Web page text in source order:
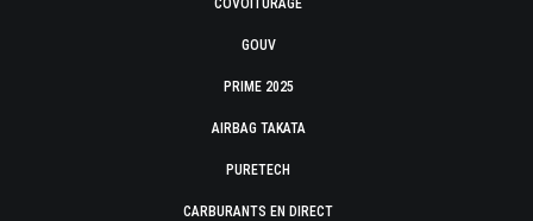
COVOITURAGE
GOUV
PRIME 2025
AIRBAG TAKATA
PURETECH
CARBURANTS EN DIRECT